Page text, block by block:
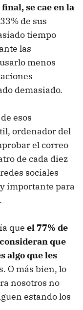
se cae en la
de sus
tiempo
las
menos
demasiado.
esos
ordenador del
el correo
de cada diez
sociales
importante para
que el 77% de
que
algo que les
O más bien, lo
nosotros no
estando los